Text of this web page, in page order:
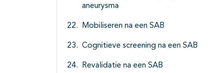
aneurysma
Mobiliseren na een SAB
Cognitieve screening na een SAB
Revalidatie na een SAB